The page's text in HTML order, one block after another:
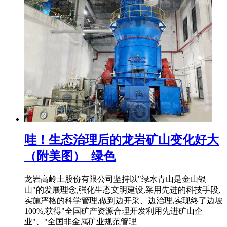
哇！生态治理后的龙岩矿山变化好大
（附美图）_绿色
龙岩高岭土股份有限公司坚持以"绿水青山是金山银
山"的发展理念,强化生态文明建设,采用先进的科技手段,
实施严格的科学管理,做到边开采、边治理,实现终了边坡
100%,获得"全国矿产资源合理开发利用先进矿山企
业"、"全国非金属矿业规范管理